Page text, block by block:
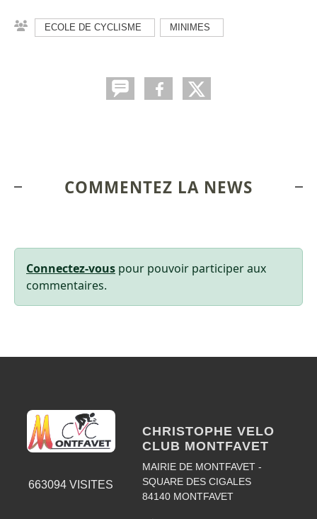
ECOLE DE CYCLISME MINIMES
COMMENTEZ LA NEWS
Connectez-vous pour pouvoir participer aux
commentaires.
663094 VISITES
CHRISTOPHE VELO
CLUB MONTFAVET
MAIRIE DE MONTFAVET -
SQUARE DES CIGALES
84140 MONTFAVET